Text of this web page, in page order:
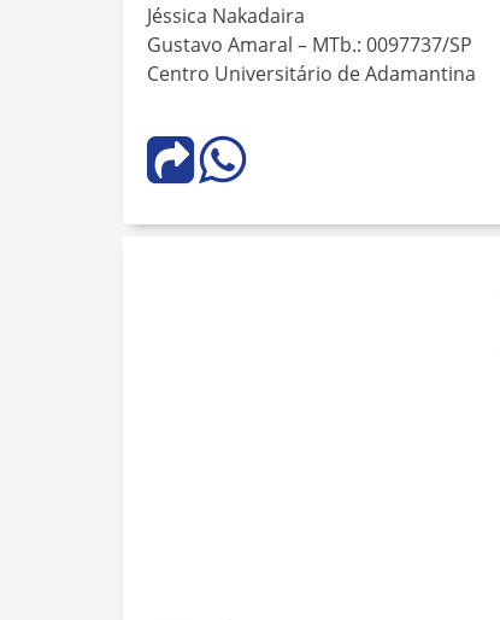
Jéssica Nakadaira
Gustavo Amaral – MTb.: 0097737/SP
Centro Universitário de Adamantina